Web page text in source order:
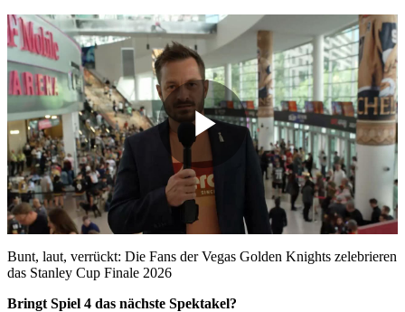
Play
Video
Bunt, laut, verrückt: Die Fans der Vegas Golden Knights zelebrieren
das Stanley Cup Finale 2026
Bringt Spiel 4 das nächste Spektakel?